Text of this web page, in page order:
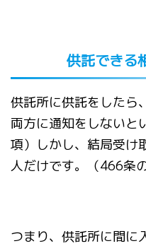
供託できる
供託所に供託をしたら
両方に通知をしないと
項）しかし、結局受け
人だけです。（466条
つまり、供託所に間に